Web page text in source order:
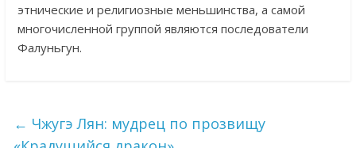
этнические и религиозные меньшинства, а самой
многочисленной группой являются последователи
Фалуньгун.
← Чжугэ Лян: мудрец по прозвищу